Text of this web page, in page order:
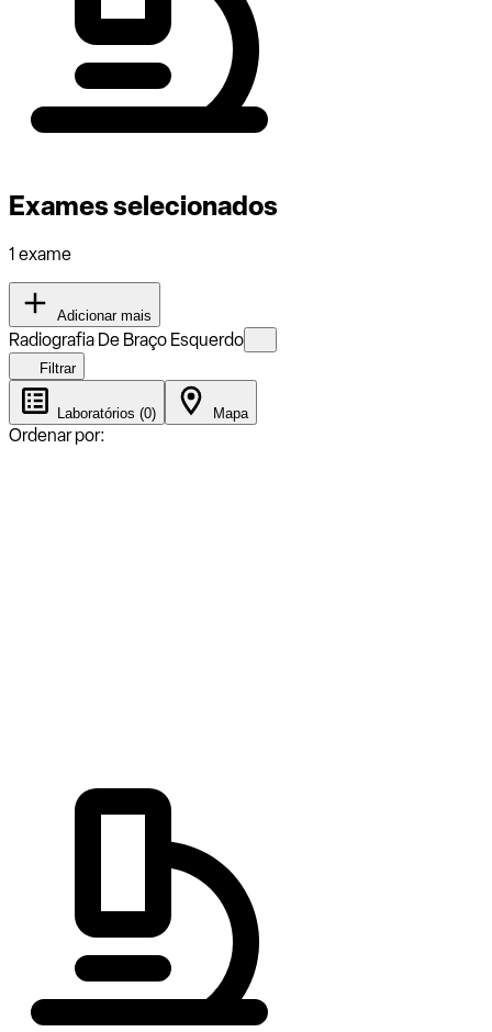
Exames selecionados
1 exame
Adicionar mais
Radiografia De Braço Esquerdo
Filtrar
Laboratórios (0) Mapa
Ordenar por: